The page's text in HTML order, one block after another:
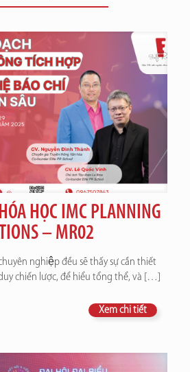
HỌC IMC PLANNING
– MR02
nghiệp đều sẽ thấy sự cần thiết
chiến lược, để hiểu tổng thể, và […]
Xem chi tiết